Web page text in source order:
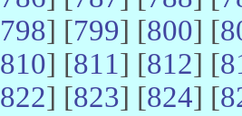
798] [799] [800] [
810] [811] [812] [
822] [823] [824] [